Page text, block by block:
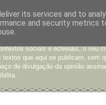
sociais e eclesiais, o seu
textos que aqui se publicam, sem
de divulgação da opinião
its services and to
and security metrics